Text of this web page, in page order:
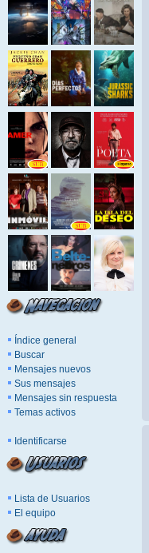
Índice general
Buscar
Mensajes nuevos
Sus mensajes
Mensajes sin respuesta
Temas activos
Identificarse
Lista de Usuarios
El equipo